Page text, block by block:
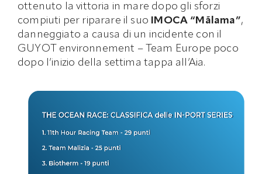
ottenuto la vittoria in mare dopo gli sforzi
compiuti per riparare il suo
IMOCA “Mãlama”,
danneggiato a causa di un incidente con il
GUYOT environnement – Team Europe poco
dopo l’inizio della settima tappa all’Aia.